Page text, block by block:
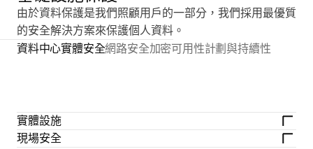
由於資料保護是我們照顧用戶的一部分，我們採用最優質
的安全解決方案來保護個人資料。
資料中心實體安全網路安全加密可用性計劃與持續性
實體設施
現場安全